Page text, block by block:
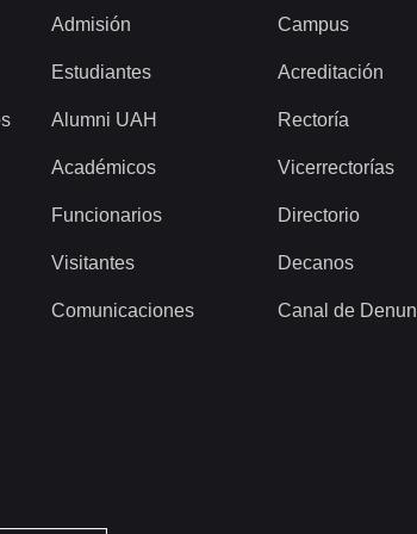
Admisión
Estudiantes
Alumni UAH
Académicos
Funcionarios
Visitantes
Comunicaciones
Campus
Acreditación
Rectoría
Vicerrectorías
Directorio
Decanos
Canal de